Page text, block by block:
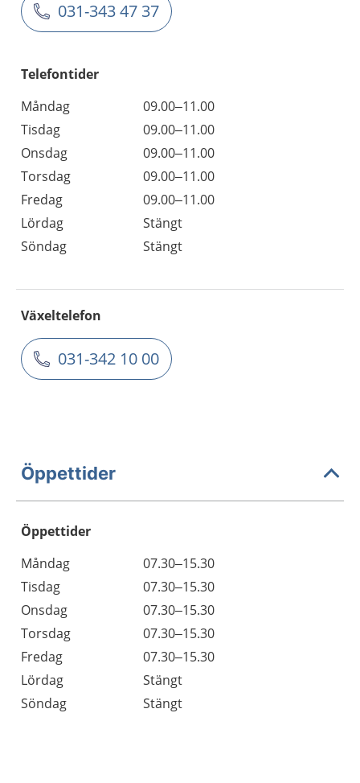
031-343 47 37
Telefontider
Måndag
09.00–11.00
Tisdag
09.00–11.00
Onsdag
09.00–11.00
Torsdag
09.00–11.00
Fredag
09.00–11.00
Lördag
Stängt
Söndag
Stängt
Växeltelefon
031-342 10 00
Öppettider
Öppettider
Dag
Öppettider
Kommentarer
Måndag
07.30–15.30
Tisdag
07.30–15.30
Onsdag
07.30–15.30
Torsdag
07.30–15.30
Fredag
07.30–15.30
Lördag
Stängt
Söndag
Stängt